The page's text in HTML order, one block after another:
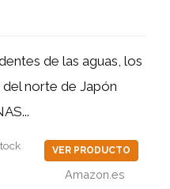
de las aguas, los
norte de Japón
VER PRODUCTO
Amazon.es